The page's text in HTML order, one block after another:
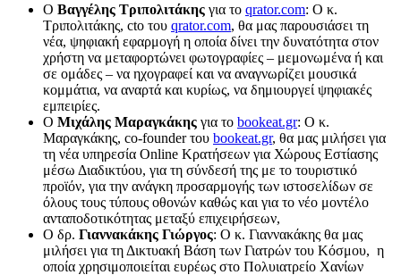
Ο Βαγγέλης Τριπολιτάκης για το qrator.com: O κ.
Τριπολιτάκης, cto του qrator.com, θα μας παρουσιάσει τη
νέα, ψηφιακή εφαρμογή η οποία δίνει την δυνατότητα στον
χρήστη να μεταφορτώνει φωτογραφίες – μεμονωμένα ή και
σε ομάδες – να ηχογραφεί και να αναγνωρίζει μουσικά
κομμάτια, να αναρτά και κυρίως, να δημιουργεί ψηφιακές
εμπειρίες.
Ο Μιχάλης Μαραγκάκης για το bookeat.gr: Ο κ.
Mαραγκάκης, co-founder του bookeat.gr, θα μας μιλήσει για
τη νέα υπηρεσία Online Kρατήσεων για Χώρους Εστίασης
μέσω Διαδικτύου, για τη σύνδεσή της με το τουριστικό
προϊόν, για την ανάγκη προσαρμογής των ιστοσελίδων σε
όλους τους τύπους οθονών καθώς και για το νέο μοντέλο
ανταποδοτικότητας μεταξύ επιχειρήσεων,
Ο δρ. Γιαννακάκης Γιώργος: Ο κ. Γιαννακάκης θα μας
μιλήσει για τη Δικτυακή Βάση των Γιατρών του Κόσμου, η
οποία χρησιμοποιείται ευρέως στο Πολυιατρείο Χανίων